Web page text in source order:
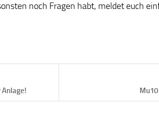
noch Fragen habt, meldet euch